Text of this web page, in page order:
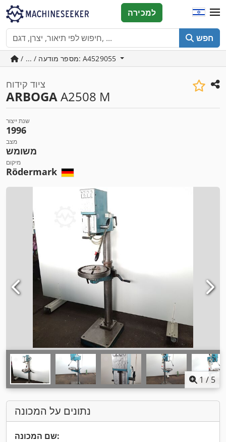
חפש
למכירה
/ ... / מספר מודעה: A4529055
ציוד קידוח
ARBOGAA2508 M
שנת ייצור
1996
מצב
משומש
מיקום
Rödermark
1 / 5
נתונים על המכונה
שם המכונה: